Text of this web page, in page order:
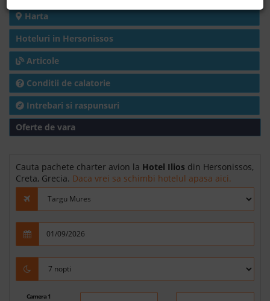
Harta
Hoteluri in Hersonissos
Articole
Conditii de calatorie
Intrebari si raspunsuri
Oferte de vara
Cauta pachete charter avion la Hotel Ilios din Hersonissos,
Creta, Grecia. Daca vrei sa schimbi hotelul apasa aici.
Camera 1
+40 376 444 888
LEI